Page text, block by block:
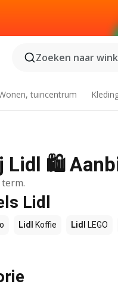
Zoeken naar
tuincentrum
Lidl 🛍️
Lidl
Lidl Koffie Lidl LEGO